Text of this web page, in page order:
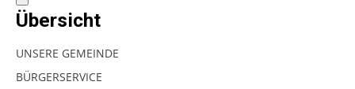
Übersicht
UNSERE GEMEINDE
BÜRGERSERVICE